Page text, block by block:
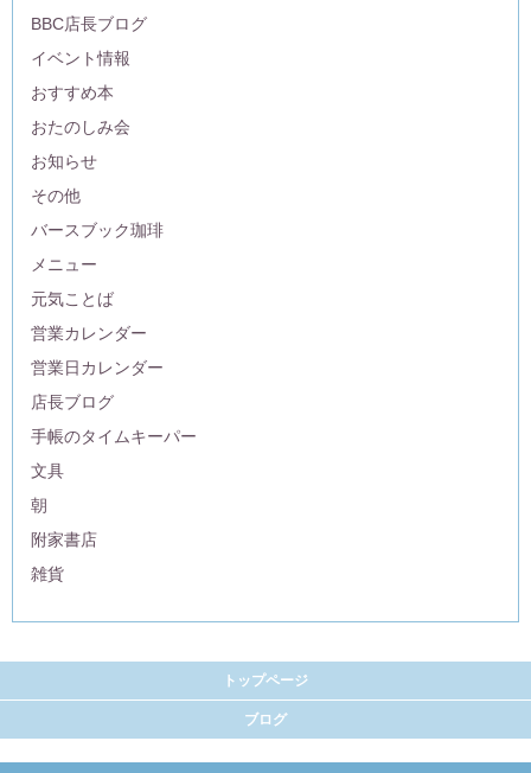
BBC店長ブログ
イベント情報
おすすめ本
おたのしみ会
お知らせ
その他
バースブック珈琲
メニュー
元気ことば
営業カレンダー
営業日カレンダー
店長ブログ
手帳のタイムキーパー
文具
朝
附家書店
雑貨
トップページ
ブログ